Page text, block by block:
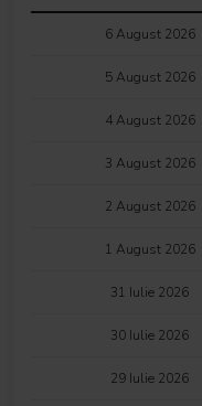
6 August 2026
5 August 2026
4 August 2026
3 August 2026
2 August 2026
1 August 2026
31 Iulie 2026
30 Iulie 2026
29 Iulie 2026